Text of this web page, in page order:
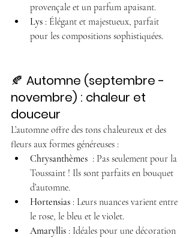
provençale et un parfum apaisant.
Lys : Élégant et majestueux, parfait
pour les compositions sophistiquées.
🍂 Automne (septembre -
novembre) : chaleur et
douceur
L’automne offre des tons chaleureux et des
fleurs aux formes généreuses :
Chrysanthèmes : Pas seulement pour la
Toussaint ! Ils sont parfaits en bouquet
d’automne.
Hortensias : Leurs nuances varient entre
le rose, le bleu et le violet.
Amaryllis : Idéales pour une décoration